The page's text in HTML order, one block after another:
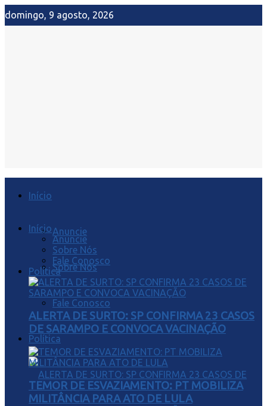
domingo, 9 agosto, 2026
Início
Anuncie
Sobre Nós
Fale Conosco
Política
Início
Anuncie
Sobre Nós
Fale Conosco
Política
ALERTA DE SURTO: SP CONFIRMA 23 CASOS
DE SARAMPO E CONVOCA VACINAÇÃO
TEMOR DE ESVAZIAMENTO: PT MOBILIZA
MILITÂNCIA PARA ATO DE LULA